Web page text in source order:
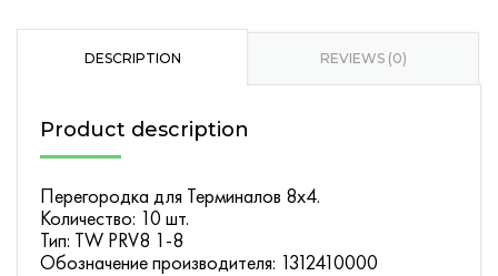
for
quantity
DESCRIPTION REVIEWS (0)
Product description
Перегородка для Терминалов 8х4.
Количество: 10 шт.
Тип: TW PRV8 1-8
Обозначение производителя: 1312410000